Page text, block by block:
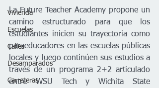
Vivienda
Escuelas
Calles
Desamparados
Carreteras
La Future Teacher Academy propone un
camino estructurado para que los
estudiantes inicien su trayectoria como
paraeducadores en las escuelas públicas
locales y luego continúen sus estudios a
través de un programa 2+2 articulado
entre WSU Tech y Wichita State